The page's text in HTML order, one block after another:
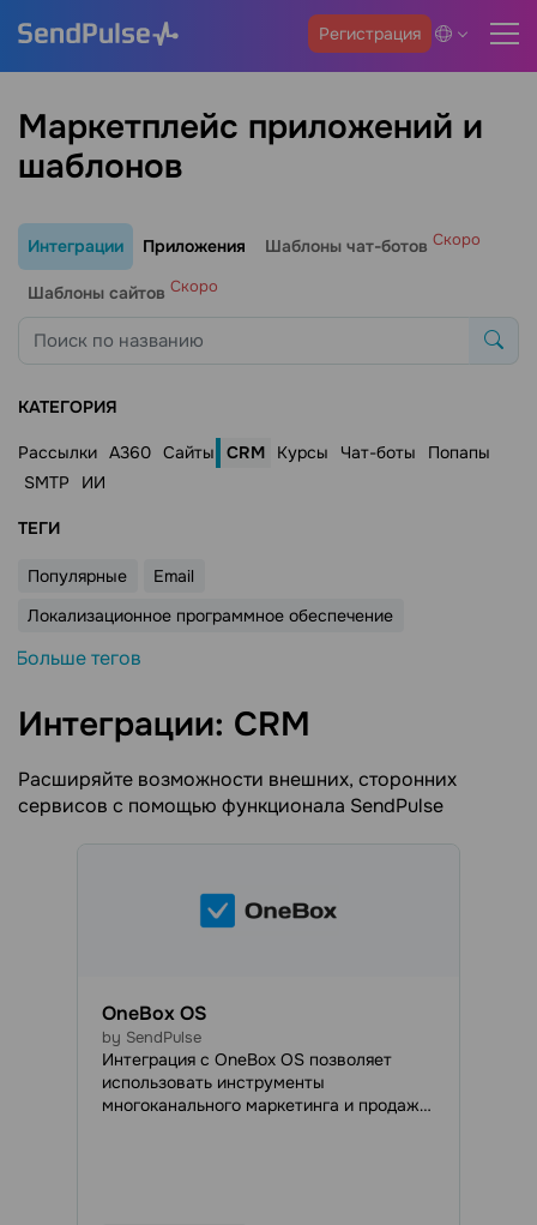
Регистрация
Маркетплейс приложений и
шаблонов
Интеграции Приложения Шаблоны чат-ботов Скоро
Шаблоны сайтов Скоро
КАТЕГОРИЯ
Рассылки A360 Сайты CRM Курсы Чат-боты
Попапы
SMTP
ИИ
ТЕГИ
Популярные
Email
Локализационное программное обеспечение
Больше тегов
Интеграции: CRM
Расширяйте возможности внешних, сторонних
сервисов с помощью функционала SendPulse
OneBox OS
by SendPulse
Интеграция с OneBox OS позволяет
использовать инструменты
многоканального маркетинга и продаж